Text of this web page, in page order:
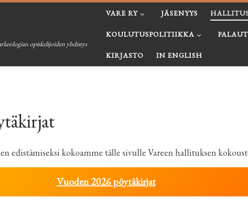
opiskelijoiden yhdistys
VARE RY JÄSENYYS
KOULUTUSPOLITIIKKA
KIRJASTO IN ENGLISH
edistämiseksi kokoamme tälle sivulle Vareen hallituksen
Vuoden 2026 pöytäkirjat